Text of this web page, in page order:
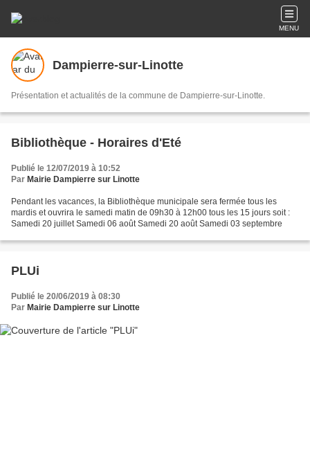
MENU
Dampierre-sur-Linotte
Présentation et actualités de la commune de Dampierre-sur-Linotte.
Bibliothèque - Horaires d'Eté
Publié le 12/07/2019 à 10:52
Par Mairie Dampierre sur Linotte
Pendant les vacances, la Bibliothèque municipale sera fermée tous les
mardis et ouvrira le samedi matin de 09h30 à 12h00 tous les 15 jours soit :
Samedi 20 juillet Samedi 06 août Samedi 20 août Samedi 03 septembre
PLUi
Publié le 20/06/2019 à 08:30
Par Mairie Dampierre sur Linotte